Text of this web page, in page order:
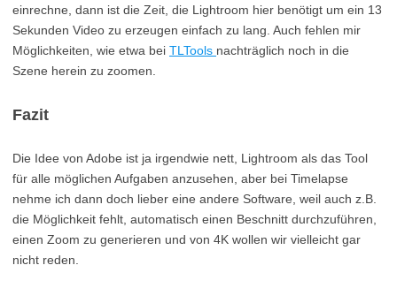
einrechne, dann ist die Zeit, die Lightroom hier benötigt um ein 13
Sekunden Video zu erzeugen einfach zu lang. Auch fehlen mir
Möglichkeiten, wie etwa bei TLTools nachträglich noch in die
Szene herein zu zoomen.
Fazit
Die Idee von Adobe ist ja irgendwie nett, Lightroom als das Tool
für alle möglichen Aufgaben anzusehen, aber bei Timelapse
nehme ich dann doch lieber eine andere Software, weil auch z.B.
die Möglichkeit fehlt, automatisch einen Beschnitt durchzuführen,
einen Zoom zu generieren und von 4K wollen wir vielleicht gar
nicht reden.